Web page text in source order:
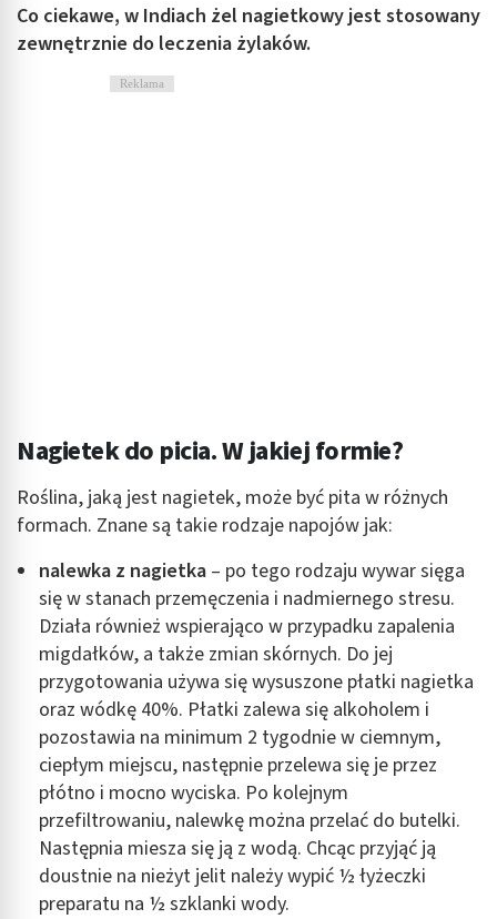
Co ciekawe, w Indiach żel nagietkowy jest stosowany
zewnętrznie do leczenia żylaków.
Reklama
Nagietek do picia. W jakiej formie?
Roślina, jaką jest nagietek, może być pita w różnych
formach. Znane są takie rodzaje napojów jak:
nalewka z nagietka – po tego rodzaju wywar sięga
się w stanach przemęczenia i nadmiernego stresu.
Działa również wspierająco w przypadku zapalenia
migdałków, a także zmian skórnych. Do jej
przygotowania używa się wysuszone płatki nagietka
oraz wódkę 40%. Płatki zalewa się alkoholem i
pozostawia na minimum 2 tygodnie w ciemnym,
ciepłym miejscu, następnie przelewa się je przez
płótno i mocno wyciska. Po kolejnym
przefiltrowaniu, nalewkę można przelać do butelki.
Następnia miesza się ją z wodą. Chcąc przyjąć ją
doustnie na nieżyt jelit należy wypić ½ łyżeczki
preparatu na ½ szklanki wody.